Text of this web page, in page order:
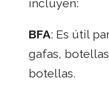
incluyen:
BFA: Es útil
gafas,
botellas.